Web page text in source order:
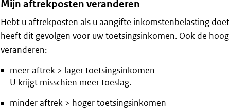
Mijn aftrekposten veranderen
Hebt u aftrekposten als u aangifte inkomstenbelasting
heeft dit gevolgen voor uw toetsingsinkomen. Ook de
veranderen:
meer aftrek > lager toetsingsinkomen
U krijgt misschien meer toeslag.
minder aftrek > hoger toetsingsinkomen